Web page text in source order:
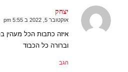
יצחק
אומר:
אוקטובר 5, 2022 ב 5:55 pm
איזה כתבות הכל מעהין
וברורה כל הכבוד
הגב